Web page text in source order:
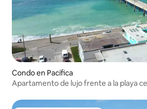
Condo en Pacífica
Apartamento de lujo frente a la playa